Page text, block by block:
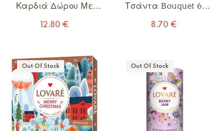
Καρδιά Δώρου Με
12.80 €
Τσάντα Bouquet 6
8.70 €
Out Of Stock Out Of Stock